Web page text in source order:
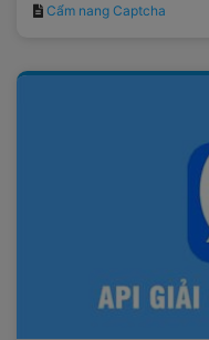
Cẩm nang Captcha